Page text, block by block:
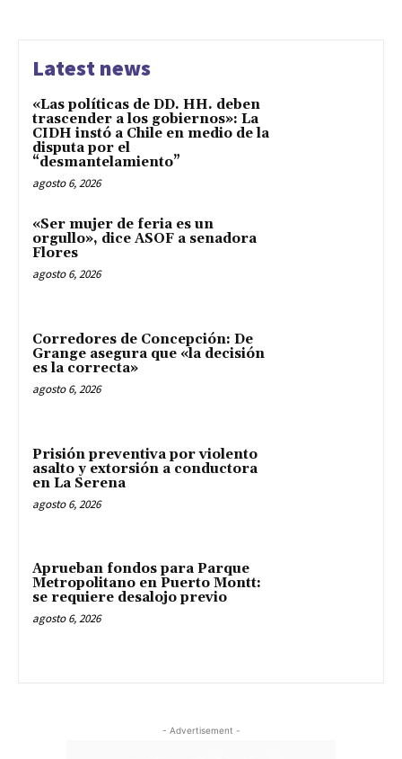
Latest news
«Las políticas de DD. HH. deben
trascender a los gobiernos»: La
CIDH instó a Chile en medio de la
disputa por el
“desmantelamiento”
agosto 6, 2026
«Ser mujer de feria es un
orgullo», dice ASOF a senadora
Flores
agosto 6, 2026
Corredores de Concepción: De
Grange asegura que «la decisión
es la correcta»
agosto 6, 2026
Prisión preventiva por violento
asalto y extorsión a conductora
en La Serena
agosto 6, 2026
Aprueban fondos para Parque
Metropolitano en Puerto Montt:
se requiere desalojo previo
agosto 6, 2026
- Advertisement -